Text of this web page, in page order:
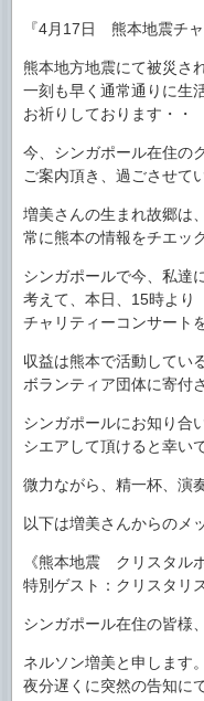
『4月17日 熊本地震チャ
熊本地方地震にて被災さ
一刻も早く通常通りに生
お祈りしております・・
今、シンガポール在住の
ご案内頂き、過ごさせて
増美さんの生まれ故郷は
常に熊本の情報をチエッ
シンガポールで今、私達
考えて、本日、15時より
チャリティーコンサート
収益は熊本で活動してい
ボランティア団体に寄付
シンガポールにお知り合
シエアして頂けると幸い
微力ながら、精一杯、演
以下は増美さんからのメ
《熊本地震 クリスタル
特別ゲスト：クリスタリ
シンガポール在住の皆様
ネルソン増美と申します。
夜分遅くに突然の告知に